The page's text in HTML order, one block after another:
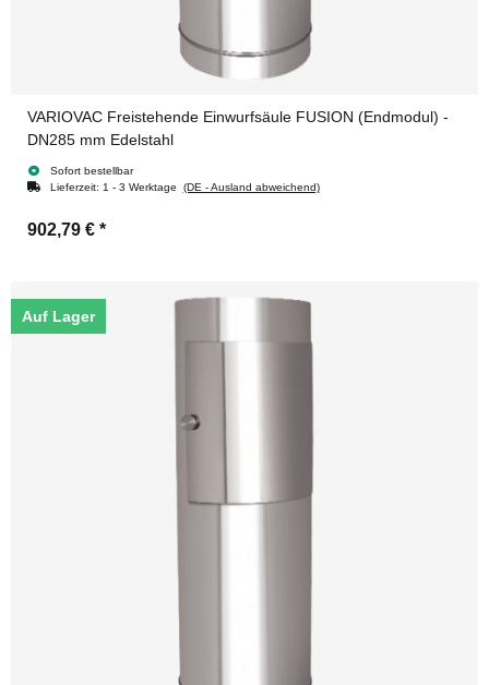
VARIOVAC Freistehende Einwurfsäule FUSION (Endmodul) -
DN285 mm Edelstahl
Sofort bestellbar
Lieferzeit: 1 - 3 Werktage (DE - Ausland abweichend)
902,79 € *
Auf Lager